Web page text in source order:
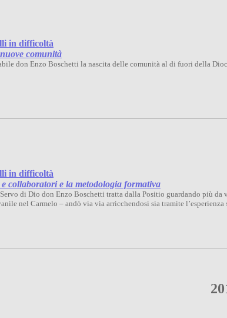
in difficoltà
comunità
don Enzo Boschetti la nascita delle comunità al di fuori della
in difficoltà
collaboratori e la metodologia formativa
di Dio don Enzo Boschetti tratta dalla Positio guardando più
nel Carmelo – andò via via arricchendosi sia tramite